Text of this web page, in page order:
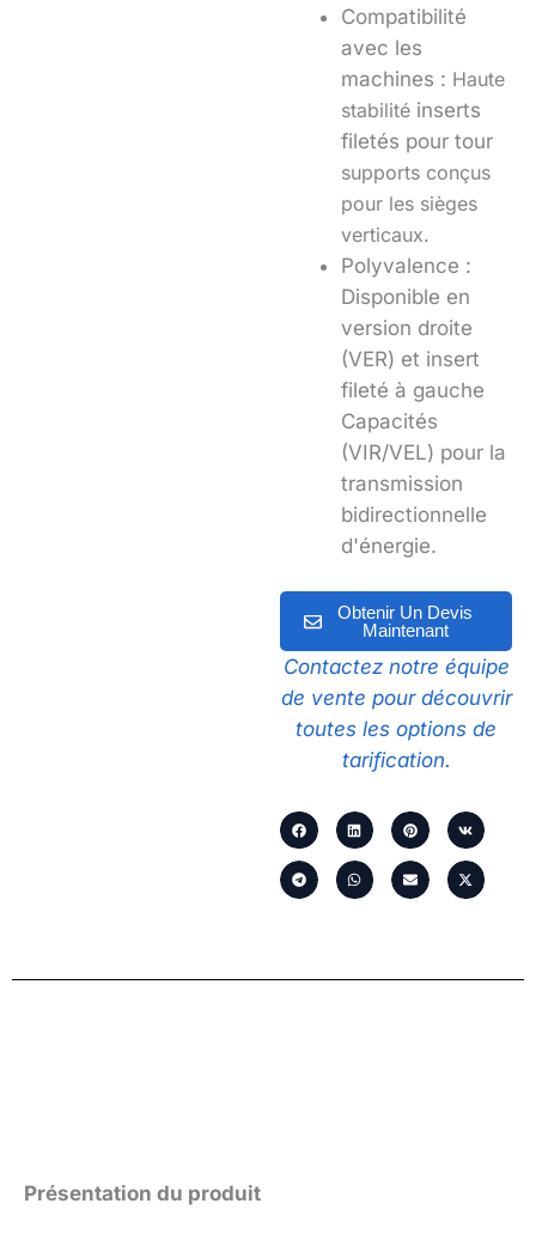
Compatibilité
avec les
machines : Haute
stabilité inserts
filetés pour tour
supports conçus
pour les sièges
verticaux.
Polyvalence :
Disponible en
version droite
(VER) et insert
fileté à gauche
Capacités
(VIR/VEL) pour la
transmission
bidirectionnelle
d'énergie.
Obtenir Un Devis
Maintenant
Contactez notre équipe
de vente pour découvrir
toutes les options de
tarification.
Présentation du produit